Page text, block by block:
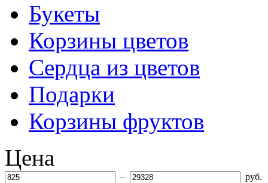
Букеты
Корзины цветов
Сердца из цветов
Подарки
Корзины фруктов
Цена
– руб.